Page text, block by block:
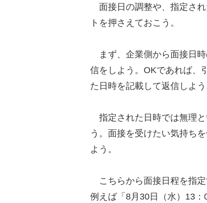
面接日の調整や、指定さ
トを押さえておこう。
まず、企業側から面接日
信をしよう。OKであれば、
た日時を記載して返信しよう
指定された日時では無理と
う。面接を受けたい気持ち
よう。
こちらから面接日程を指定
例えば「8月30日（水）13